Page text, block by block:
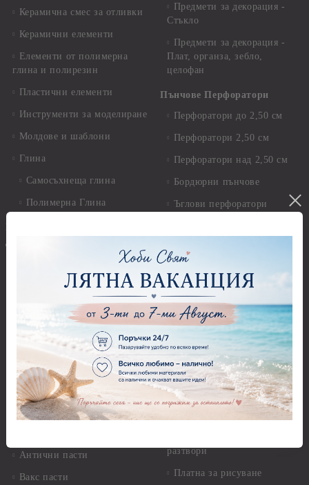
Керамична смес за отливки
Керамични елементи
Елементи от полимерна
глина и полирезин
Пластични елементи
Инструменти за моделиране
Молдове и шаблони
Глина
Самосъхнеща глина
Полимерна Глина
Приложни техники и
Оризова декупажна
хартия А4 - Alchemy of Art -
Оризова декупажна хартия
А4 - Itd. Collection - 25-30
гр.
Фина оризова декупажна
хартия Stamperia - 21 х
29.см. - 28гр.
Антични пасти
Вакс пасти
Предмети за декорация -
Стъкло
Предмети за декорация -
Плат, органза, зебло,
целофан
Пънчове Перфоратори
Перфоратори до 2,50 см
Перфоратори 2,50 см
Перфоратори над 2,50 см
Бордюрни пънчове
Ъглови перфоратори
Перфоратори - Сърца и
звезди
Перфоратори - Цветя, листа
и клонки
Перфоратори - Детски
Перфоратори - Животни
Перфоратори - Коледни и
Зимни
разтвори
Платна за рисуване